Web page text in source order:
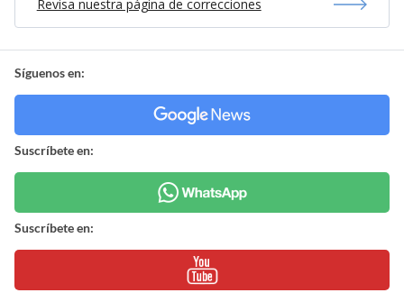
Revisa nuestra página de correcciones
Síguenos en:
Suscríbete en:
Suscríbete en: